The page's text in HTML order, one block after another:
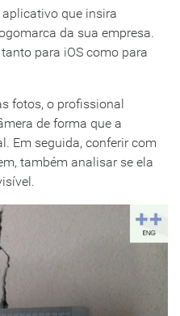
que insira
da sua empresa.
para iOS como para
fotos, o profissional
de forma que a
Em seguida, conferir com
também analisar se ela